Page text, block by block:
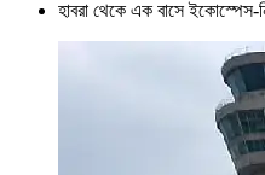
হাবরা থেকে এক বাসে ইকোস্পেস-